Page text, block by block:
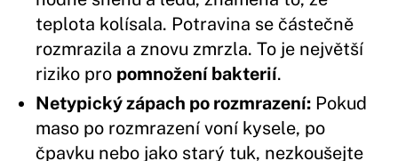
teplota kolísala. Potravina se částečně
rozmrazila a znovu zmrzla. To je největší
riziko pro pomnožení bakterií.
Netypický zápach po rozmrazení: Pokud
maso po rozmrazení voní kysele, po
čpavku nebo jako starý tuk, nezkoušejte